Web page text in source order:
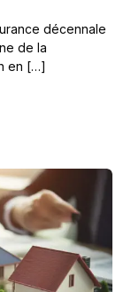
décennale
de la
en […]